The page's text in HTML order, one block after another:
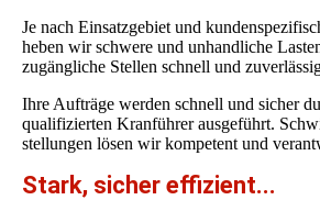
Je nach Einsatzgebiet und
heben wir schwere und unhandliche
zugängliche Stellen schnell und
Ihre Aufträge werden schnell und sicher
qualifizierten Kranführer ausgeführt.
stellungen lösen wir kompetent und
Stark, sicher effizient...